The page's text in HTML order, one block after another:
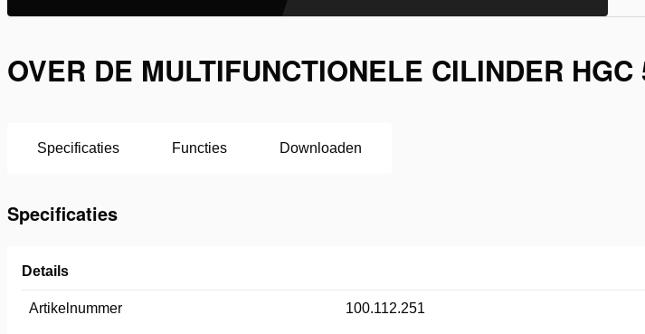
OVER DE MULTIFUNCTIONELE CILINDER HGC
Specificaties Functies Downloaden
Specificaties
Details
Artikelnummer 100.112.251